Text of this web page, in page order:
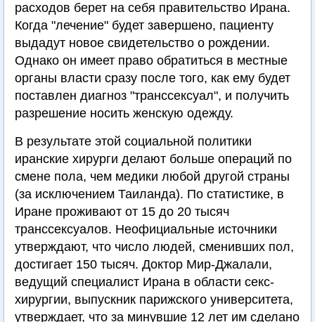
расходов берет на себя правительство Ирана.
Когда "лечение" будет завершено, пациенту
выдадут новое свидетельство о рождении.
Однако он имеет право обратиться в местные
органы власти сразу после того, как ему будет
поставлен диагноз "транссексуал", и получить
разрешение носить женскую одежду.
В результате этой социальной политики
иранские хирурги делают больше операций по
смене пола, чем медики любой другой страны
(за исключением Таиланда). По статистике, в
Иране проживают от 15 до 20 тысяч
транссексуалов. Неофициальные источники
утверждают, что число людей, сменивших пол,
достигает 150 тысяч. Доктор Мир-Джалали,
ведущий специалист Ирана в области секс-
хирургии, выпускник парижского университета,
утверждает, что за минувшие 12 лет им сделано